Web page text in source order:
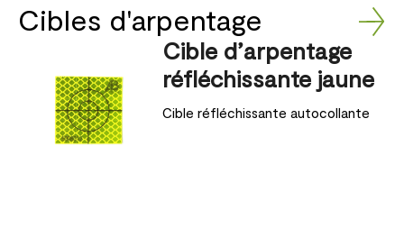
Cibles d'arpentage
Cible d’arpentage
réfléchissante jaune
Cible réfléchissante autocollante